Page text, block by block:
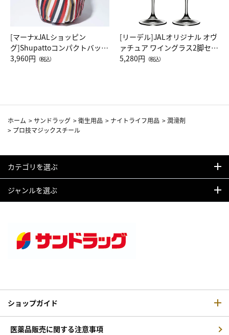
[マーナxJALショッピン
グ]Shupattoコンパクトバッグ
Drop JAL客室乗務員（LC）ス
3,960円 （税込）
[リーデル]JALオリジナル オヴ
ァチュア ワイングラス2脚セッ
ト（レッドワイン）
5,280円 （税込）
ホーム >サンドラッグ >衛生用品 > ナイトライフ用品 >潤滑剤
> プロ技マジックスチール
カテゴリを選ぶ
ジャンルを選ぶ
ショップガイド
医薬品販売に関する注意事項